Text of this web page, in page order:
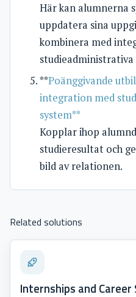
Här kan alumnerna
uppdatera sina
kombinera med
studieadministrativa
**Poänggivande
integration med
system**
Kopplar ihop
studieresultat och
bild av relationen.
Related solutions
Internships and Career